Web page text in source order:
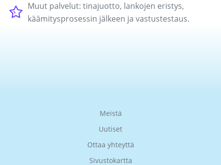
Muut palvelut: tinajuotto, lankojen eristys,
käämitysprosessin jälkeen ja vastustestaus.
Meistä
Uutiset
Ottaa yhteyttä
Sivustokartta